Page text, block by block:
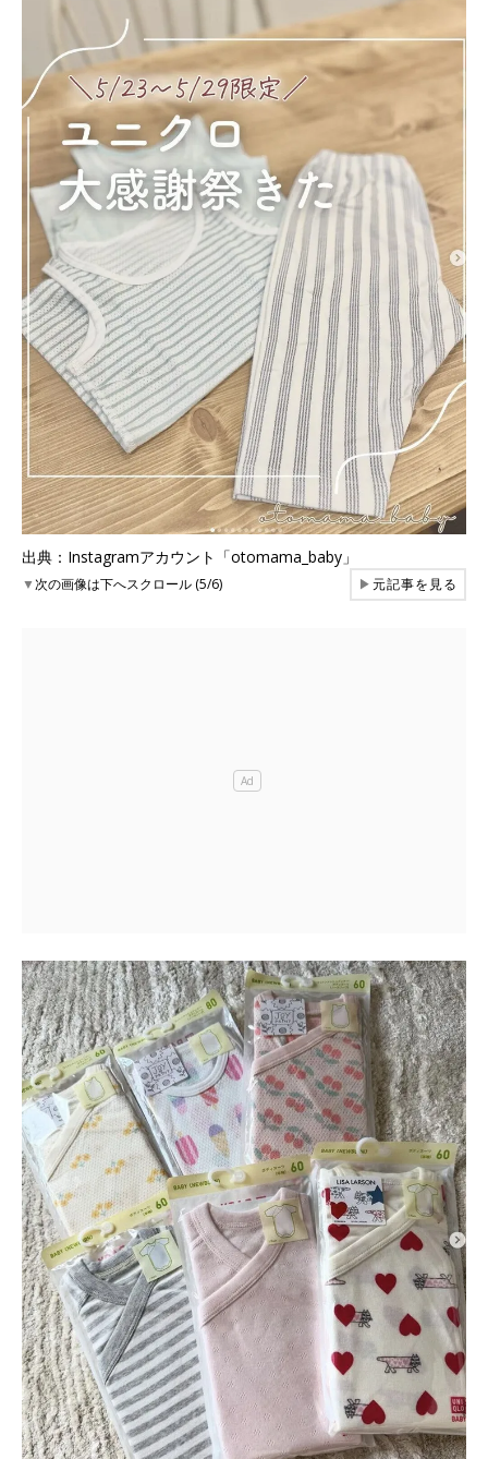
出典：Instagramアカウント「otomama_baby」
▼次の画像は下へスクロール (5/6) ▶元記事を見る